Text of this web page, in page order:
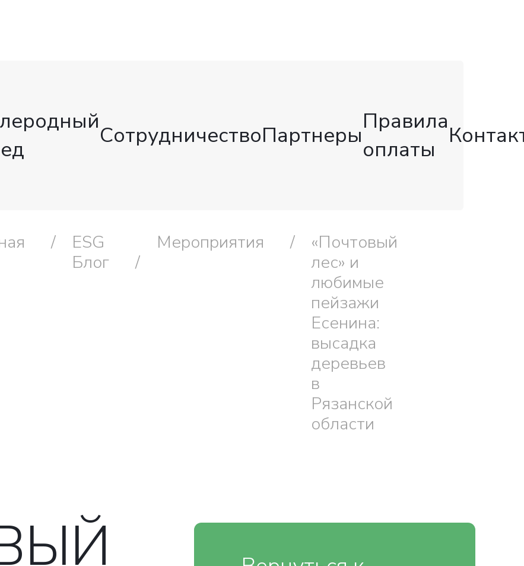
СотрудничествоПартнеры
Правила
оплаты
ESG
Блог
Мероприятия
«Почтовый
лес» и
любимые
пейзажи
Есенина:
высадка
деревьев
в
Рязанской
области